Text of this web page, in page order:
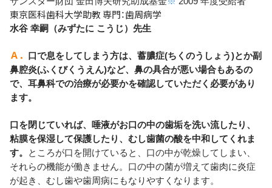
東京医科歯科大学助教 専門：歯周病学
水谷 幸嗣（みずたに こうじ）先生
Ａ． 口で息をしてしまう方は、蓄膿症(ちくのうしょう)とか副
鼻腔炎(ふくびくうえん)など、鼻の具合が悪い場合もあるの
で、耳鼻科での治療が必要かを確認していただく必要があり
ます。
口を閉じていれば、唾液がお口の中の歯垢を洗い流したり、
粘膜を保湿して保護したり、むし歯菌の酸を中和してくれま
す。
ところが口を開けていると、口の中が乾燥してしまい、
それらの機能が働きません。口の中の菌が増えて歯肉に炎症
が起き、むし歯や歯周病にもなりやすくなります。